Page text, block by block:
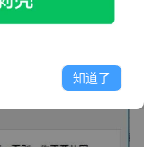
知道了